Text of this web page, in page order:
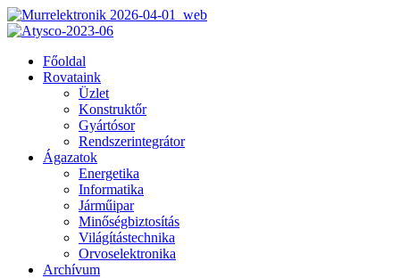
Főoldal
Rovataink
Üzlet
Konstruktőr
Gyártósor
Rendszerintegrátor
Ágazatok
Energetika
Informatika
Járműipar
Minőségbiztosítás
Világítástechnika
Orvoselektronika
Archívum